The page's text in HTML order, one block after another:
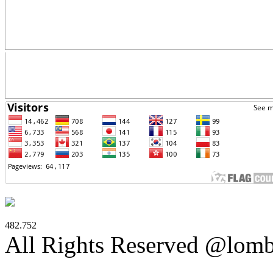
482.752
All Rights Reserved